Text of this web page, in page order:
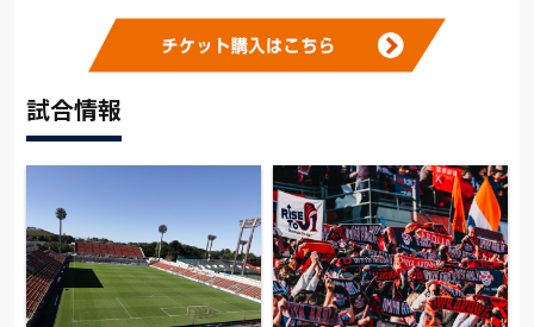
試合情報